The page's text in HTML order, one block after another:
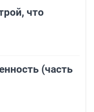
что
(часть